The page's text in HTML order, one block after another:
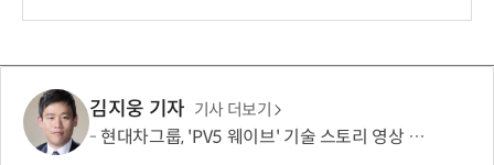
김지웅 기자 기사 더보기
현대차그룹, 'PV5 웨이브' 기술 스토리 영상 조회수 1000만뷰 돌파